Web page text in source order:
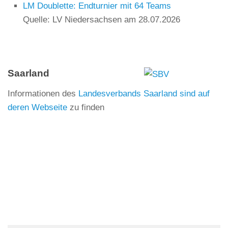
LM Doublette: Endturnier mit 64 Teams
Quelle: LV Niedersachsen am 28.07.2026
Saarland
Informationen des Landesverbands Saarland sind auf
deren Webseite zu finden